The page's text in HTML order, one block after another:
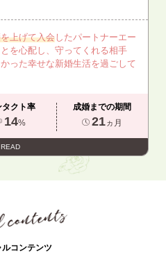
上げて入会 したパートナーエー
を心配し、守ってくれる相手
った幸せな新婚生活を過ごして
タクト率
14%
成婚までの期間
21ヵ月
READ
ルコンテンツ